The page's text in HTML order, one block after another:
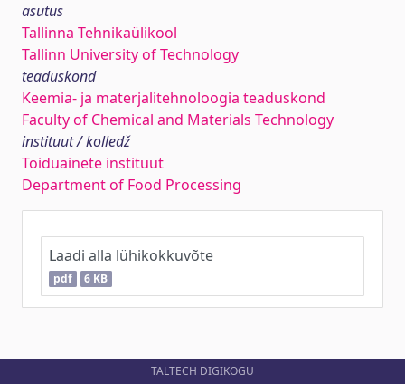
asutus
Tallinna Tehnikaülikool
Tallinn University of Technology
teaduskond
Keemia- ja materjalitehnoloogia teaduskond
Faculty of Chemical and Materials Technology
instituut / kolledž
Toiduainete instituut
Department of Food Processing
Laadi alla lühikokkuvõte
pdf 6 KB
TALTECH DIGIKOGU